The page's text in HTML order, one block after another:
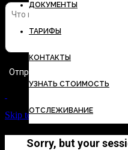
ДОКУМЕНТЫ
ТАРИФЫ
КОНТАКТЫ
УЗНАТЬ СТОИМОСТЬ
ОТСЛЕЖИВАНИЕ
Skip to Content
Sorry, but your